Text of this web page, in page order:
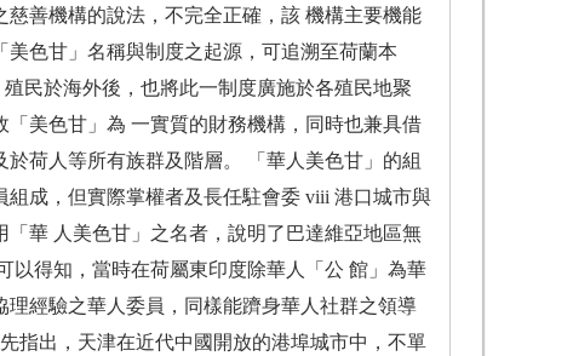
善機構的說法，不完全正確，該 機構主要機能
色甘」名稱與制度之起源，可追溯至荷蘭本
民於海外後，也將此一制度廣施於各殖民地聚
美色甘」為 一實質的財務機構，同時也兼具借
荷人等所有族群及階層。 「華人美色甘」的組
成，但實際掌權者及長任駐會委 viii 港口城市與
華 人美色甘」之名者，說明了巴達維亞地區無
以得知，當時在荷屬東印度除華人「公 館」為華
經驗之華人委員，同樣能躋身華人社群之領導
指出，天津在近代中國開放的港埠城市中，不單